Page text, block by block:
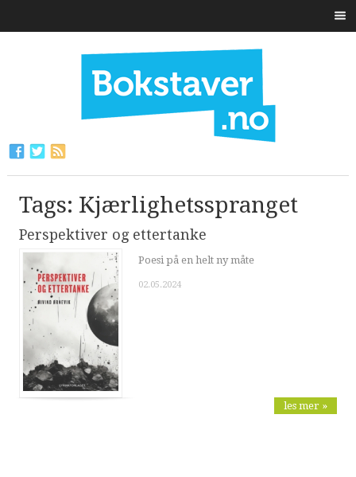
Tags: Kjærlighetsspranget
Perspektiver og ettertanke
Poesi på en helt ny måte
02.05.2024
les mer »